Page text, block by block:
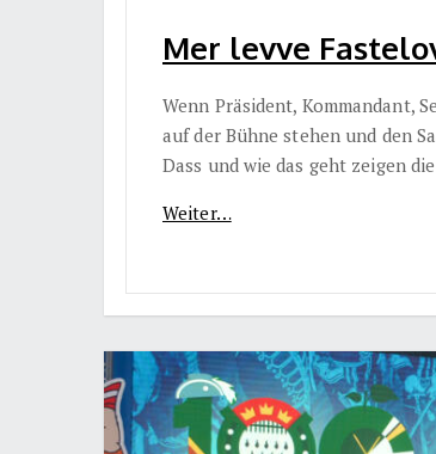
Mer levve
Wenn Präsident, Kommandant,
auf der Bühne stehen und den
Dass und wie das geht zeigen
Weiter…